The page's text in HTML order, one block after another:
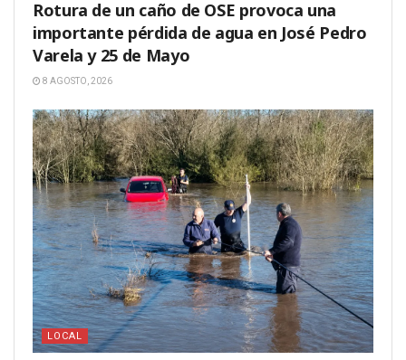
Rotura de un caño de OSE provoca una
importante pérdida de agua en José Pedro
Varela y 25 de Mayo
8 AGOSTO, 2026
LOCAL